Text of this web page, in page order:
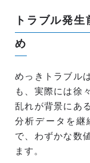
トラブル発
め
めっきトラブル
も、実際には徐
乱れが背景にあ
分析データを継
で、わずかな数
ます。